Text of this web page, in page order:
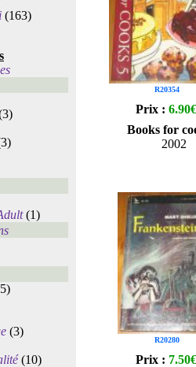
(163)
(1)
(3)
(10)
R20354
Prix : 6.90€
Books for
2002
R20280
Prix : 7.50€